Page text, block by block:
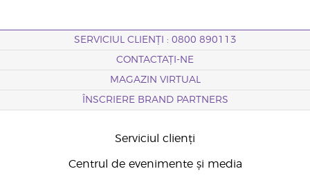
SERVICIUL CLIENȚI : 0800 890113
CONTACTAȚI-NE
MAGAZIN VIRTUAL
ÎNSCRIERE BRAND PARTNERS
Serviciul clienți
Centrul de evenimente și media